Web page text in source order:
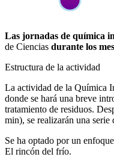
Las jornadas de química
de Ciencias durante los
Estructura de la actividad
La actividad de la Química
donde se hará una breve
tratamiento de residuos.
min), se realizarán una
Se ha optado por un
El rincón del frío.